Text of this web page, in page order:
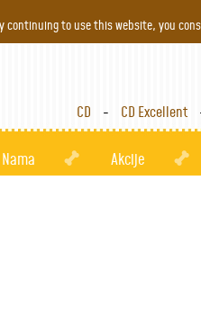
continuing to use this website, you
CD CD Excellent
Akcije